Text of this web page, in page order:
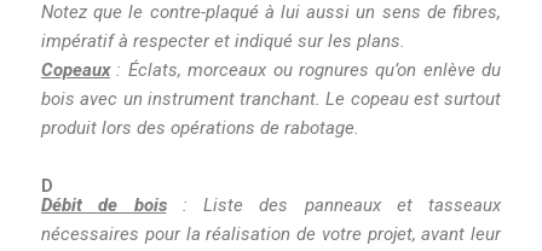
Notez que le contre-plaqué à lui aussi un sens de fibres,
impératif à respecter et indiqué sur les plans.
Copeaux: Éclats, morceaux ou rognures qu’on enlève du
bois avec un instrument tranchant. Le copeau est surtout
produit lors des opérations de rabotage.
D
Débit de bois: Liste des panneaux et tasseaux
nécessaires pour la réalisation de votre projet, avant leur